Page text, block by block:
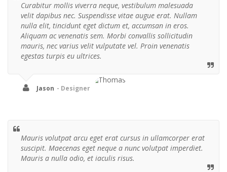
Curabitur mollis viverra neque, vestibulum malesuada
velit dapibus nec. Suspendisse vitae augue erat. Nullam
nulla elit, tincidunt eget dictum et, accumsan in eros.
Aliquam ac venenatis sem. Morbi convallis sollicitudin
mauris, nec varius velit vulputate vel. Proin venenatis
egestas turpis eu ultrices.
Jason - Designer
Mauris volutpat arcu eget erat cursus in ullamcorper erat
suscipit. Maecenas eget neque a nunc volutpat imperdiet.
Mauris a nulla odio, et iaculis risus.